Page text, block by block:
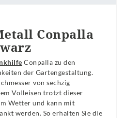
Conpalla
Conpalla zu den
der Gartengestaltung.
von sechzig
Volleisen trotzt dieser
Wetter und kann mit
werden. So erhalten Sie die